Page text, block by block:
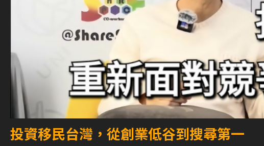
投資移民台灣，從創業低谷到搜尋第一